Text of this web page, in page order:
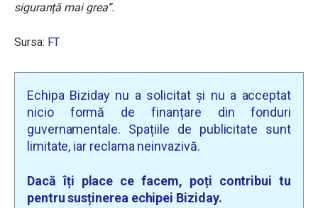
siguranță mai grea”.
Sursa: FT
Echipa Biziday nu a solicitat și nu a acceptat
nicio formă de finanțare din fonduri
guvernamentale. Spațiile de publicitate sunt
limitate, iar reclama neinvazivă.
Dacă îți place ce facem, poți contribui tu
pentru susținerea echipei Biziday.